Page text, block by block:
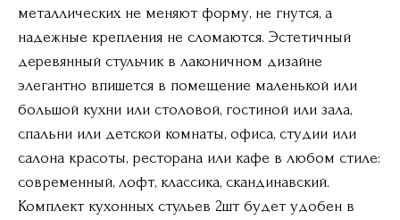
металлических не меняют форму, не гнутся, а
надежные крепления не сломаются. Эстетичный
деревянный стульчик в лаконичном дизайне
элегантно впишется в помещение маленькой или
большой кухни или столовой, гостиной или зала,
спальни или детской комнаты, офиса, студии или
салона красоты, ресторана или кафе в любом стиле:
современный, лофт, классика, скандинавский.
Комплект кухонных стульев 2шт будет удобен в